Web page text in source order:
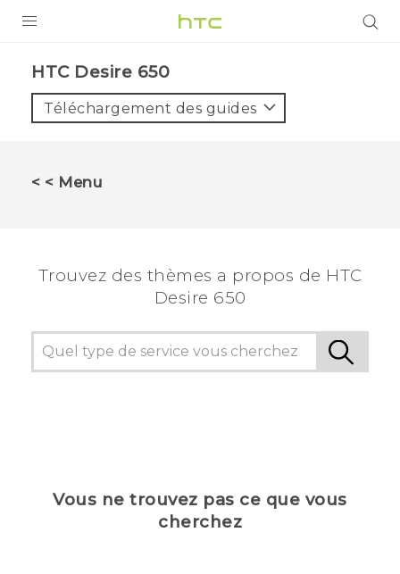
VIVE
Appareils HTC & Accessoires
HTC Desire 650‎
Téléchargement des guides
< < Menu
Trouvez des thèmes a propos de HTC
Desire 650
Vous ne trouvez pas ce que vous
cherchez